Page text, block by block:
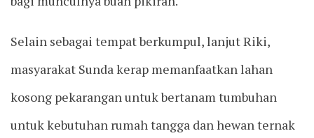
Selain sebagai tempat berkumpul, lanjut Riki,
masyarakat Sunda kerap memanfaatkan lahan
kosong pekarangan untuk bertanam tumbuhan
untuk kebutuhan rumah tangga dan hewan ternak